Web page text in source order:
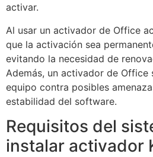
activar.
Al usar un activador de Office
que la activación sea
evitando la necesidad de
Además, un activador de Office
equipo contra posibles
estabilidad del software.
Requisitos del
instalar activador